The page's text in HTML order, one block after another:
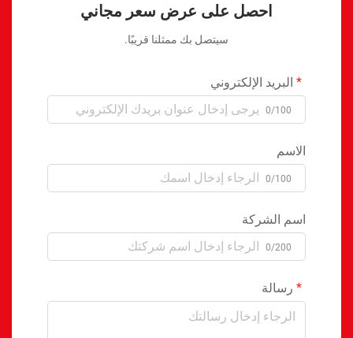
احصل على عرض سعر مجاني
سيتصل بك ممثلنا قريبًا.
البريد الإلكتروني
0/100
الاسم
0/100
اسم الشركة
0/200
رسالة